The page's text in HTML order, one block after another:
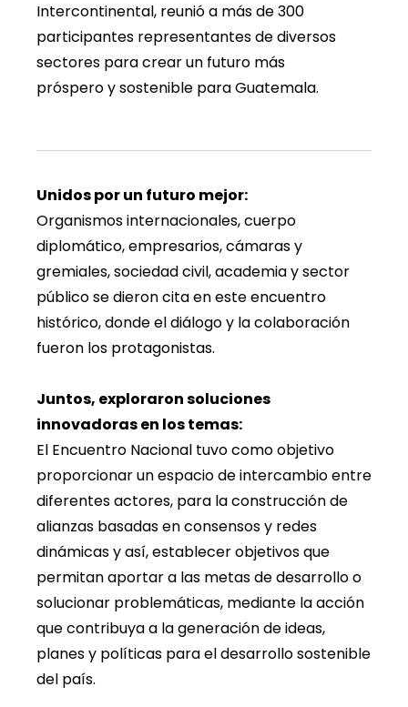
Intercontinental, reunió a más de 300
participantes representantes de diversos
sectores para crear un futuro más
próspero y sostenible para Guatemala.
Unidos por un futuro mejor:
Organismos internacionales, cuerpo
diplomático, empresarios, cámaras y
gremiales, sociedad civil, academia y sector
público se dieron cita en este encuentro
histórico, donde el diálogo y la colaboración
fueron los protagonistas.
Juntos, exploraron soluciones
innovadoras en los temas:
El Encuentro Nacional tuvo como objetivo
proporcionar un espacio de intercambio entre
diferentes actores, para la construcción de
alianzas basadas en consensos y redes
dinámicas y así, establecer objetivos que
permitan aportar a las metas de desarrollo o
solucionar problemáticas, mediante la acción
que contribuya a la generación de ideas,
planes y políticas para el desarrollo sostenible
del país.